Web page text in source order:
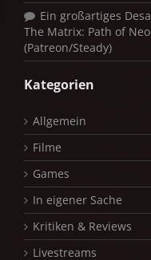
Ein großartiges
The Matrix: Path of
(Patreon/Steady)
Kategorien
Allgemein
Filme
Games
In eigener Sache
Kritiken & Reviews
Livestreams